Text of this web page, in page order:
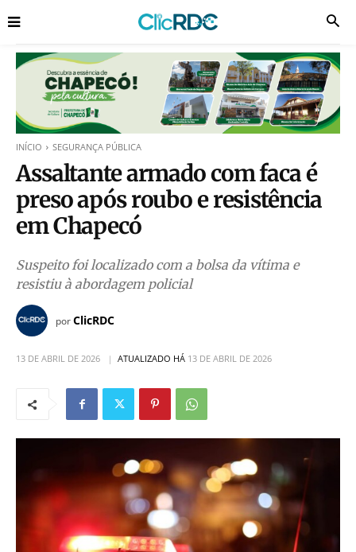
INÍCIO SEGURANÇA PÚBLICA
Assaltante armado com faca é
preso após roubo e resistência
em Chapecó
Suspeito foi localizado com a bolsa da vítima e
resistiu à abordagem policial
porClicRDC
13 DE ABRIL DE 2026 ATUALIZADO HÁ 13 DE ABRIL DE 2026